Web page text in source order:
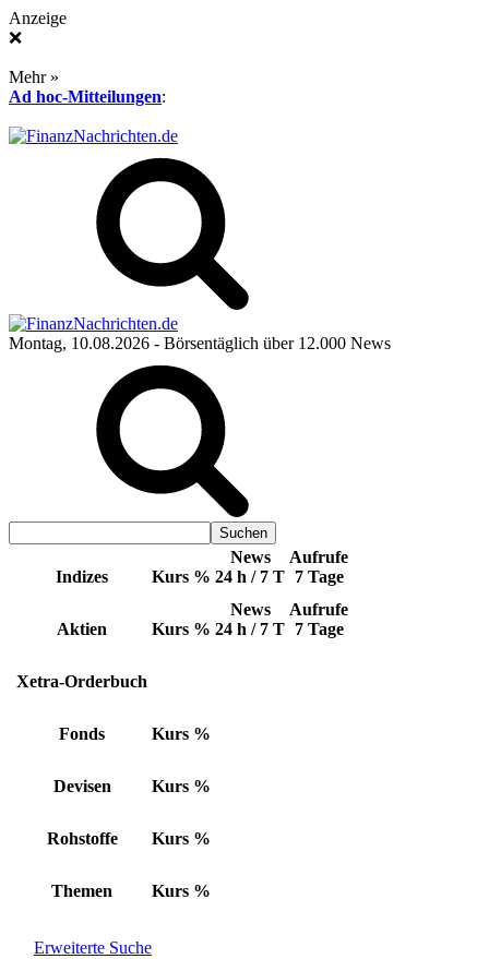
Anzeige
❌
Mehr »
Ad hoc-Mitteilungen:
Montag, 10.08.2026 - Börsentäglich über 12.000 News
Indizes Kurs %
News
24 h / 7 T
Aufrufe
7 Tage
Aktien Kurs %
News
24 h / 7 T
Aufrufe
7 Tage
Xetra-Orderbuch
Fonds Kurs %
Devisen Kurs %
Rohstoffe Kurs %
Themen Kurs %
Erweiterte Suche